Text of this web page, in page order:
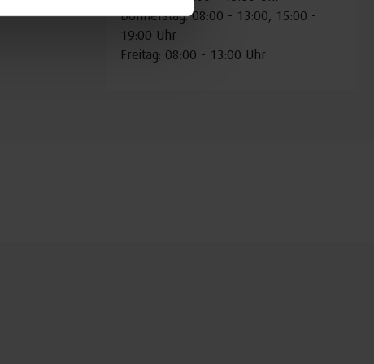
Donnerstag: 08:00 - 13:00, 15:00 -
19:00 Uhr
Freitag: 08:00 - 13:00 Uhr